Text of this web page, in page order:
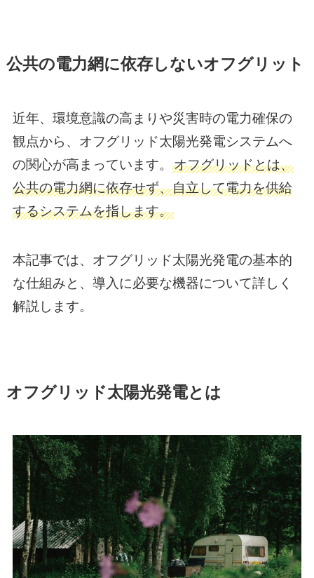
公共の電力網に依存しないオフグリット
近年、環境意識の高まりや災害時の電力確保の
観点から、オフグリッド太陽光発電システムへ
の関心が高まっています。 ​オフグリッドとは、
公共の電力網に依存せず、自立して電力を供給
するシステムを指します。
​本記事では、オフグリッド太陽光発電の基本的
な仕組みと、導入に必要な機器について詳しく
解説します。
オフグリッド太陽光発電とは